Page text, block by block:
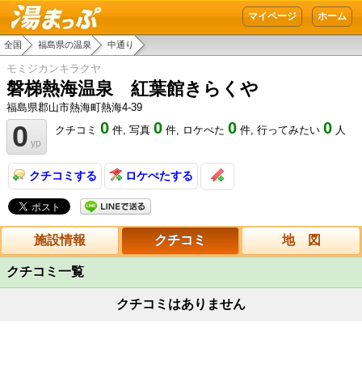
全国 福島県の温泉 中通り
モミジカンキラクヤ
磐梯熱海温泉 紅葉館きらくや
福島県郡山市熱海町熱海4-39
0 yp
クチコミ 0 件, 写真 0 件, ロケぺた 0 件, 行ってみたい 0 人
クチコミする ロケぺたする
施設情報 クチコミ 地 図
クチコミ一覧
クチコミはありません
ホーム
マイページ